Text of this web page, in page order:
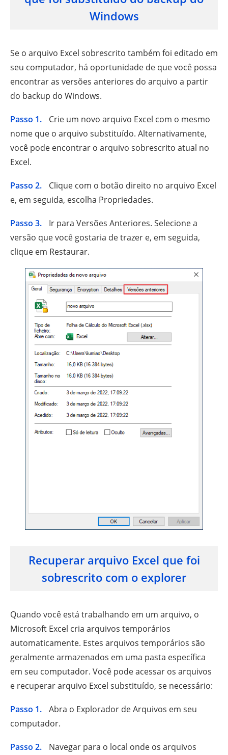
Windows
Se o arquivo Excel sobrescrito também foi editado em
seu computador, há oportunidade de que você possa
encontrar as versões anteriores do arquivo a partir
do backup do Windows.
Passo 1.
Crie um novo arquivo Excel com o mesmo
nome que o arquivo substituído. Alternativamente,
você pode encontrar o arquivo sobrescrito atual no
Excel.
Passo 2.
Clique com o botão direito no arquivo Excel
e, em seguida, escolha Propriedades.
Passo 3.
Ir para Versões Anteriores. Selecione a
versão que você gostaria de trazer e, em seguida,
clique em Restaurar.
Recuperar arquivo Excel que foi
sobrescrito com o explorer
Quando você está trabalhando em um arquivo, o
Microsoft Excel cria arquivos temporários
automaticamente. Estes arquivos temporários são
geralmente armazenados em uma pasta específica
em seu computador. Você pode acessar os arquivos
e recuperar arquivo Excel substituído, se necessário:
Passo 1.
Abra o Explorador de Arquivos em seu
computador.
Passo 2.
Navegar para o local onde os arquivos